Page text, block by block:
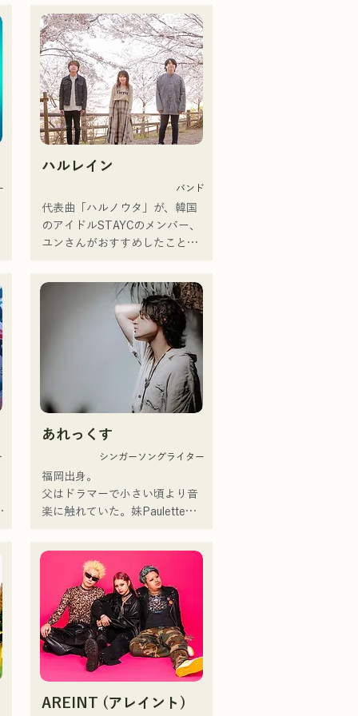
ハルレイン
バンド
代表曲「ハルノウタ」が、韓国
のアイドルSTAYCのメンバー、
ユンさんがおすすめしたことで
2019年4月より始動したJ-POP
バンド。各メンバーがバンドや
サポートの活動・経験をしてい
る中、新たなる音楽の目標を掲
げバンドを結成。CHiKaの透明
感のある声、等身大の歌詞をど
こか懐かしいメロディに乗せた
いる。その楽曲を支えるように
メンバーの個性が生かされ、そ
の音も優しく温かい。
福岡を中心にライブハウスや野
外イベントなどに出演中。また
韓国のアイドルSTAYCのメンバ
ー、ユンさんが福岡旅行をされ
ていた際、清流公園で行われて
いた「ファンマーケット」とい
うイベントでハルレインが歌唱
を聴き、ハルノウタがとてもよ
い！と感想をいただきおすすめ
した。
あれっくす
シンガーソングライター
福岡出身。
父はドラマーで小さい頃より音
楽に触れていた。妹Pauletteも
クファミリー。
10代後半にアメリカへ4年半留
学。
現在はLOVE FMの"music
×serendipity"でラジオDJを務め
る。
またアーティストの傍、モデル
界的有名なオーディション番組
AREINT (アレイント)